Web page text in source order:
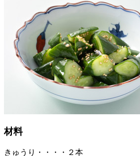
材料
きゅうり・・・・２本